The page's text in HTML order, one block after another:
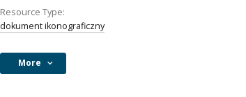
Resource Type:
dokument ikonograficzny
More